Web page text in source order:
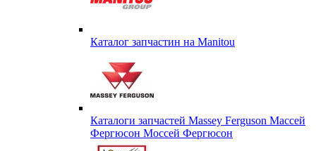
Каталог запчастин на Маnitou
Каталоги запчастей Massey Ferguson Массей
Фергюсон Моссей Фергюсон